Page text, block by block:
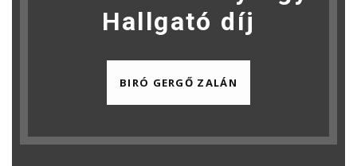
Hallgató díj
BIRÓ GERGŐ ZALÁN